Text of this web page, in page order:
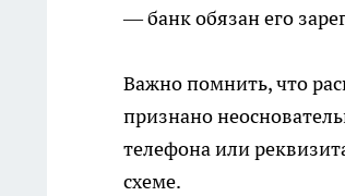
— банк обязан его
Важно помнить, что
признано
телефона или
схеме.